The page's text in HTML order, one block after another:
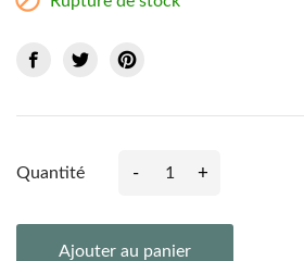
Quantité - +
Ajouter au panier